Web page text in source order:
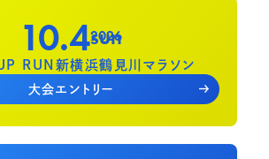
10.42026
sun
RUN新横浜鶴見川マラソン
大会エントリー